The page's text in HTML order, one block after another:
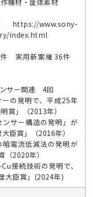
機材・筐体素材
www.sony-
index.html
件 実用新案権 36件
ンサー関連 4回
ーの発明で、平成25年
賞」（2013年）
ンサー構造の発明」が
臣賞」（2016年）
暗電流低減法の発明が
（2020年）
接続技術の発明で、
大臣賞」(2024年)